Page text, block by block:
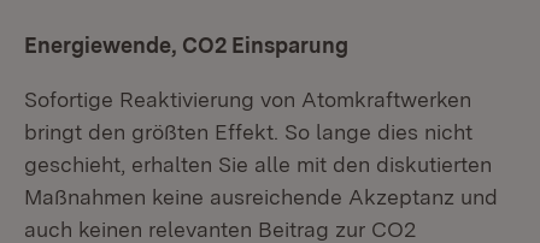
Energiewende, CO2 Einsparung
Sofortige Reaktivierung von Atomkraftwerken
bringt den größten Effekt. So lange dies nicht
geschieht, erhalten Sie alle mit den diskutierten
Maßnahmen keine ausreichende Akzeptanz und
auch keinen relevanten Beitrag zur CO2